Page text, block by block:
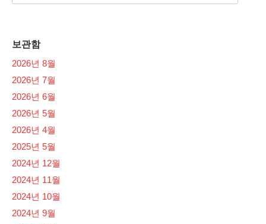
보관함
2026년 8월
2026년 7월
2026년 6월
2026년 5월
2026년 4월
2025년 5월
2024년 12월
2024년 11월
2024년 10월
2024년 9월